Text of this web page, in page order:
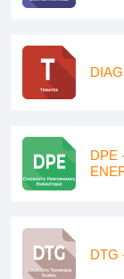
DPE
DTG